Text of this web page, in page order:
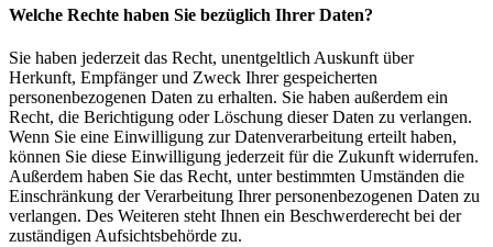
Welche Rechte haben Sie bezüglich Ihrer Daten?
Sie haben jederzeit das Recht, unentgeltlich Auskunft über
Herkunft, Empfänger und Zweck Ihrer gespeicherten
personenbezogenen Daten zu erhalten. Sie haben außerdem ein
Recht, die Berichtigung oder Löschung dieser Daten zu verlangen.
Wenn Sie eine Einwilligung zur Datenverarbeitung erteilt haben,
können Sie diese Einwilligung jederzeit für die Zukunft widerrufen.
Außerdem haben Sie das Recht, unter bestimmten Umständen die
Einschränkung der Verarbeitung Ihrer personenbezogenen Daten zu
verlangen. Des Weiteren steht Ihnen ein Beschwerderecht bei der
zuständigen Aufsichtsbehörde zu.